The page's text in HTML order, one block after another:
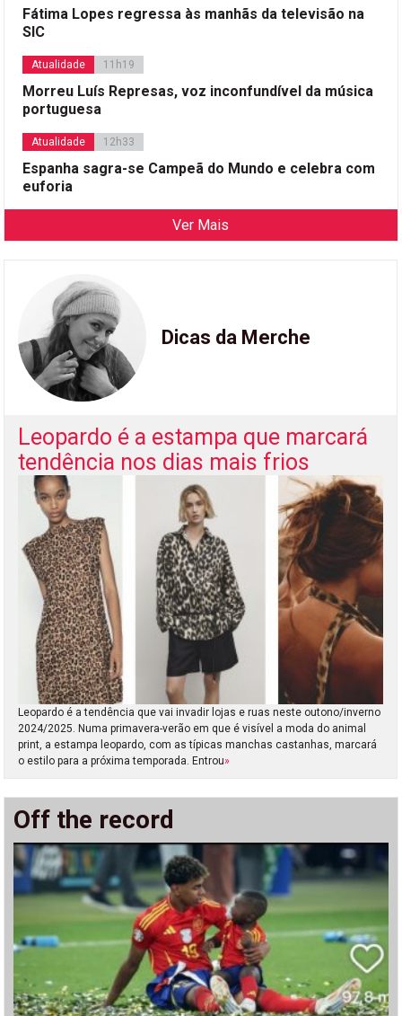
Fátima Lopes regressa às manhãs da televisão na
SIC
Atualidade 11h19
Morreu Luís Represas, voz inconfundível da música
portuguesa
Atualidade 12h33
Espanha sagra-se Campeã do Mundo e celebra com
euforia
Ver Mais
Dicas da Merche
Leopardo é a estampa que marcará
tendência nos dias mais frios
Leopardo é a tendência que vai invadir lojas e ruas neste outono/inverno
2024/2025. Numa primavera-verão em que é visível a moda do animal
print, a estampa leopardo, com as típicas manchas castanhas, marcará
o estilo para a próxima temporada. Entrou»
Off the record